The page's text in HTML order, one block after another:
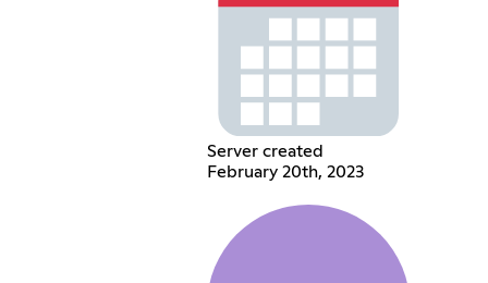
Server created
February 20th, 2023